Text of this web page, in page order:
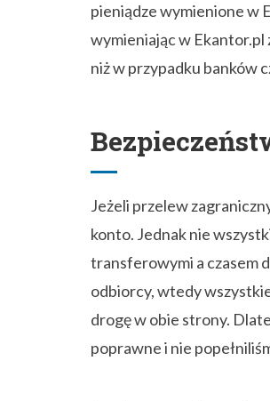
pieniądze wymienione w
wymieniając w Ekantor.pl
niż w przypadku banków
Jeżeli przelew
konto. Jednak nie
transferowymi a czasem
odbiorcy, wtedy
drogę w obie strony.
poprawne i nie